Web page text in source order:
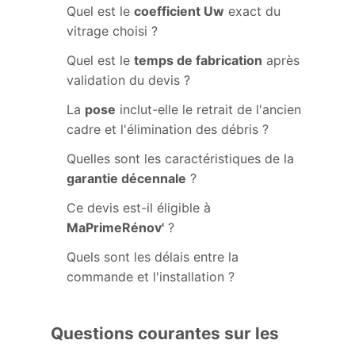
Quel est le coefficient Uw exact du
vitrage choisi ?
Quel est le temps de fabrication après
validation du devis ?
La pose inclut-elle le retrait de l'ancien
cadre et l'élimination des débris ?
Quelles sont les caractéristiques de la
garantie décennale ?
Ce devis est-il éligible à
MaPrimeRénov' ?
Quels sont les délais entre la
commande et l'installation ?
Questions courantes sur les